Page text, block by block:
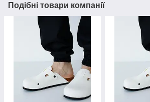
Подібні товари компанії